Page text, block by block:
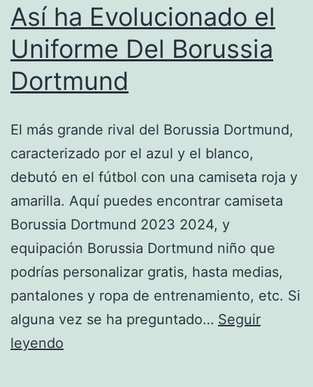
Así ha Evolucionado el
Uniforme Del Borussia
Dortmund
El más grande rival del Borussia Dortmund,
caracterizado por el azul y el blanco,
debutó en el fútbol con una camiseta roja y
amarilla. Aquí puedes encontrar camiseta
Borussia Dortmund 2023 2024, y
equipación Borussia Dortmund niño que
podrías personalizar gratis, hasta medias,
pantalones y ropa de entrenamiento, etc. Si
alguna vez se ha preguntado… Seguir
leyendo